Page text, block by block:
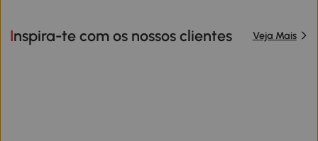
Inspira-te com os nossos clientes Veja Mais